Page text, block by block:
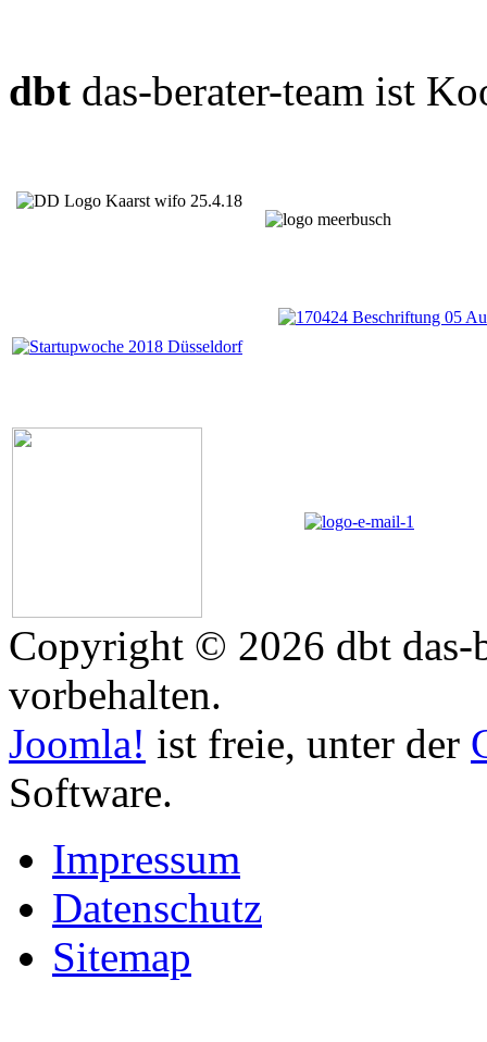
dbt das-berater-team ist
Copyright © 2026 dbt das-
vorbehalten.
Joomla! ist freie, unter der
Software.
Impressum
Datenschutz
Sitemap